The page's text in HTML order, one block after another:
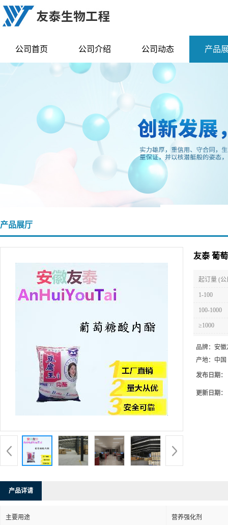
公司首页 公司介绍 公司动态 产品
产品展厅
友泰 葡
起订量 (公
1-100
100-1000
≥1000
品牌： 安徽
产地： 中国
发布日期：
更新日期：
产品详请
主要用途 营养强化剂